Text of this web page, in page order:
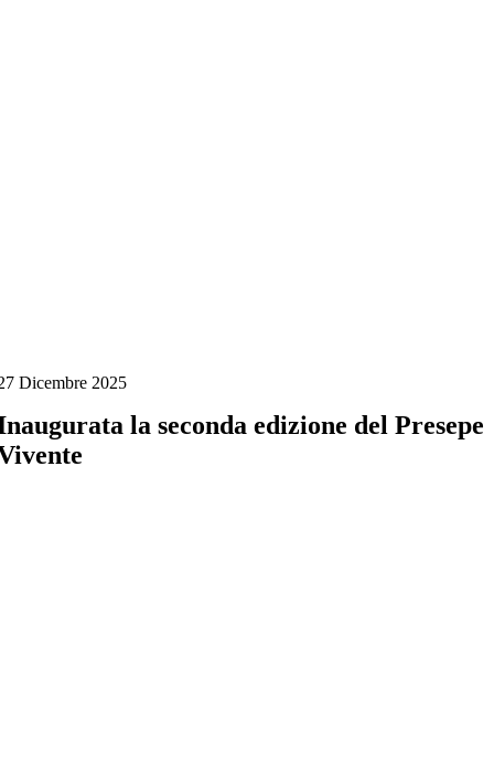
Dicembre 2025
la seconda edizione del Presepe